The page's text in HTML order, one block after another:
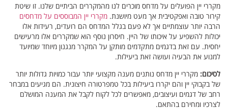
מקררי יין הפועלים על מדחס מוכרים לנו מהמקררים הביתיים שלנו. זו שיטת
קירור טובה ואפקטיבית אך מעט מיושנת. מקררי יין המבוססים על מדחסים
הרבה יותר עוצמתיים אך לא פעם בגלל המדחס הם רועדים, רעידות אלו
יכולות להשפיע על איכותו של היין. חיסרון נוסף הוא שמקררים אלו מרעישים
יחסית. עם זאת בדגמים מתקדמים מותקן על המקרר מנגנון מיוחד שמיועד
למנוע את הבעיה ועושה זאת ביעילות.
לסיכום: מקררי יין מדחס נותנים מענה מקצועי יותר עבור כמויות גדולות יותר
של בקבוקי יין והם יקררו ביעילות בכל טמפרטורה חיצונית. הם מגיעים במבחר
רחב של דגמים ועיצובים, מאפשרים לכל לקוח לקבל את המענה המושלם
לצרכיו ומחירם בהתאם.